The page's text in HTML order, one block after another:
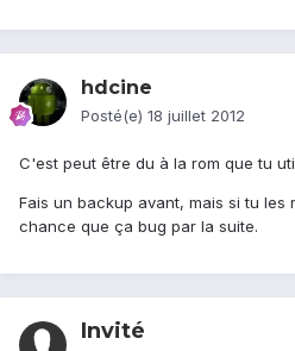
hdcine
Posté(e) 18 juillet 2012
C'est peut être du à la rom que tu
Fais un backup avant, mais si tu les
chance que ça bug par la suite.
Invité